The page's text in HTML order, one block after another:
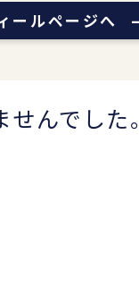
ールページへ
んでした。